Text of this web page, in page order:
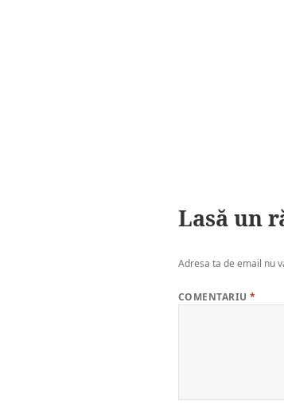
Lasă un
Adresa ta de email nu
COMENTARIU*